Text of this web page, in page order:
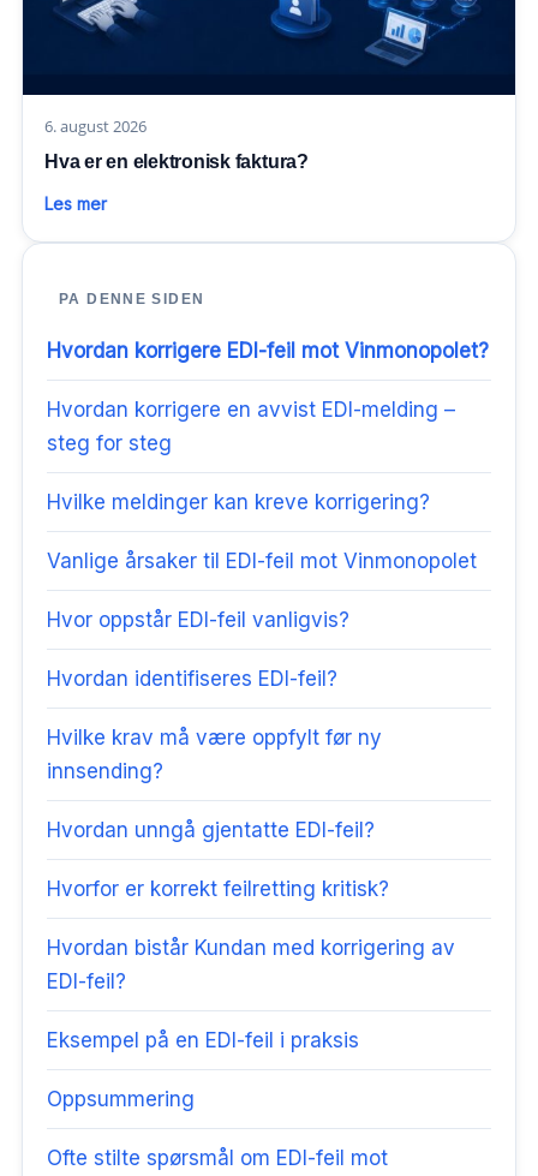
6. august 2026
Hva er en elektronisk faktura?
Les mer
PA DENNE SIDEN
Hvordan korrigere EDI-feil mot Vinmonopolet?
Hvordan korrigere en avvist EDI-melding –
steg for steg
Hvilke meldinger kan kreve korrigering?
Vanlige årsaker til EDI-feil mot Vinmonopolet
Hvor oppstår EDI-feil vanligvis?
Hvordan identifiseres EDI-feil?
Hvilke krav må være oppfylt før ny
innsending?
Hvordan unngå gjentatte EDI-feil?
Hvorfor er korrekt feilretting kritisk?
Hvordan bistår Kundan med korrigering av
EDI-feil?
Eksempel på en EDI-feil i praksis
Oppsummering
Ofte stilte spørsmål om EDI-feil mot